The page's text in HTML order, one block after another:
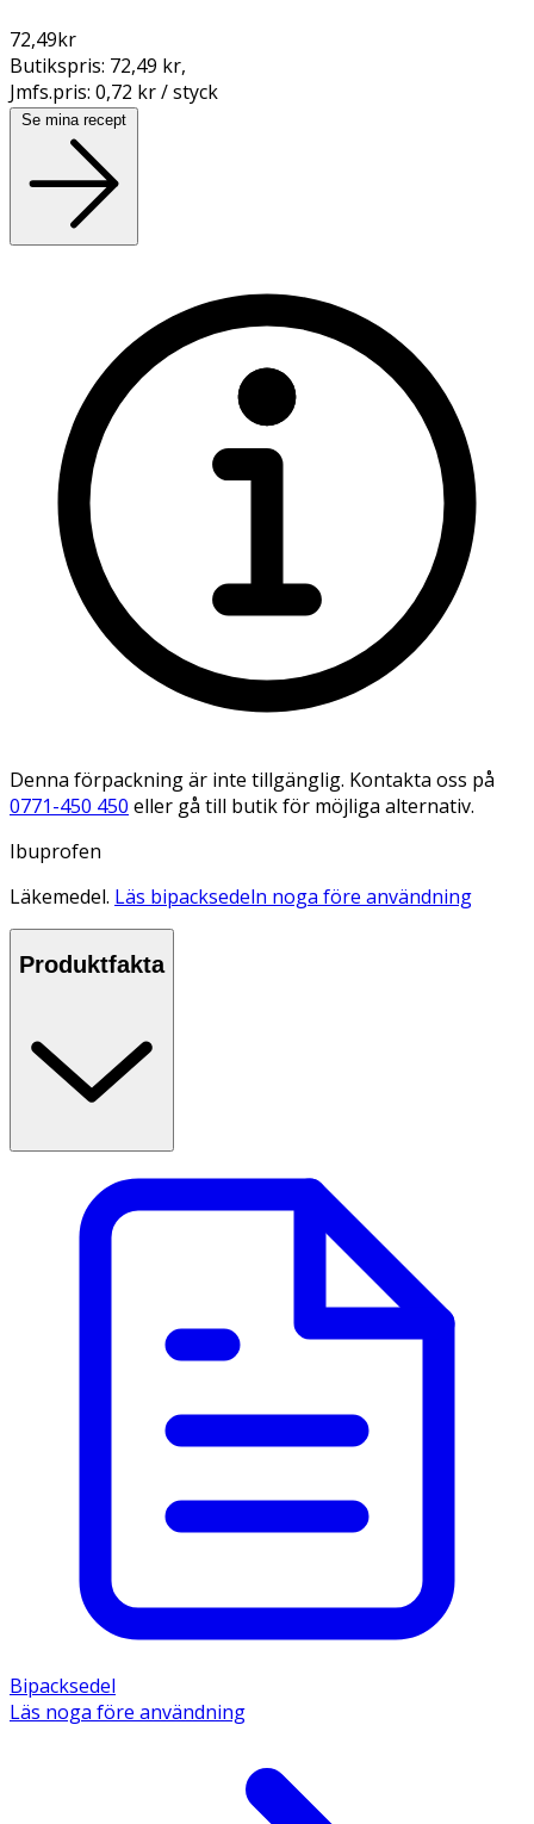
72,49kr
Butikspris: 72,49 kr,
Jmfs.pris: 0,72 kr / styck
Se mina recept
Denna förpackning är inte tillgänglig. Kontakta oss på
0771-450 450 eller gå till butik för möjliga alternativ.
Ibuprofen
Läkemedel. Läs bipacksedeln noga före användning
Produktfakta
Bipacksedel
Läs noga före användning